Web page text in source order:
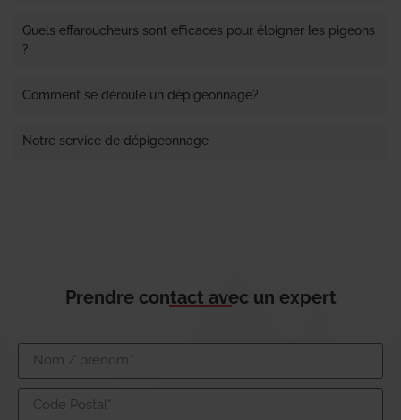
Quels effaroucheurs sont efficaces pour éloigner les pigeons
?
Comment se déroule un dépigeonnage?
Notre service de dépigeonnage
Prendre contact avec un expert